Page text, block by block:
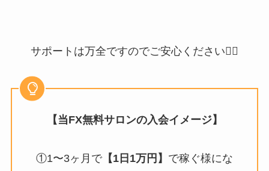
サポートは万全ですのでご安心ください🙆‍♂️
【当FX無料サロンの入会イメージ】
①1〜3ヶ月で【1日1万円】 で稼ぐ様にな